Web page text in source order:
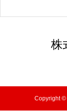
株
Copyright ©